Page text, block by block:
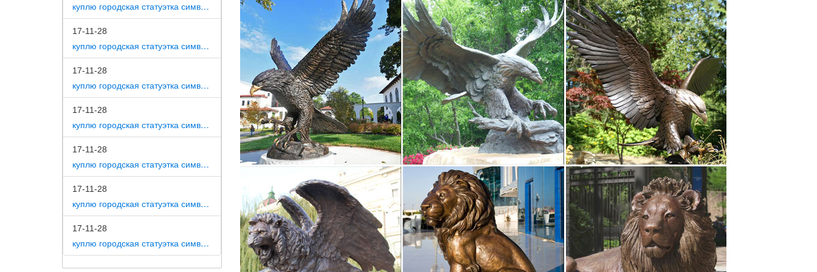
куплю городская статуэтка символ собака как вид изобразительного искусства
17-11-28
куплю городская статуэтка символ собака на постаменте
17-11-28
куплю городская статуэтка символ собака в романской скульптуре
17-11-28
куплю городская статуэтка символ собака в царском селе
17-11-28
куплю городская статуэтка символ собака в движении 7 класс
17-11-28
куплю городская статуэтка символ собака в скульптуре древней греции
17-11-28
куплю городская статуэтка символ собака в школе искусств
#собака #чугунная статуэтка по возрастанию даты окончания
Имя Начало Окончание Цена +доставка Ставки. Рекомендуемые ↓. Сеттер с куропаткой Пьер-Жюль Мен, Касли, 1899 год
формовщик Ф.ТРОФИМОВЪ Чугун Царская Россия.Чугун.Собака.Статуэтка. Сеттер?Подарок.Охота?
Интерьер.Дёшево.Распродажа.
Купить фарфоровую статуэтку собаки – цена | Стиль-Ампир
Еще с царских времен фарфоровые собачки были любимцами коллекционеров.Статуэтка собаки – символ гармонии! Испокон
веков считается, что собака – символ честности, доверия, дружбы.
Екатериненский парк. Царское село. Обсуждение на LiveInternet…
Гондола — традиционная венецианская гребная лодка. Является одним из символов Венеции.Исторически являлась главным
средствомЧесменская колонна в Екатерининском парке Царского Села — памятник, символизирующий силу и славу русского
Каталог статуэток СССР, цены на аукционе Соберу.ру
Купить статуэтки СССР, цена на аукционе Соберу.ру – продажа статуэток времен СССР: стоимость, фото.После революции
1917 г. фарфоровые изделия подверглись остракизму в качестве символа мещанства, дурного вкуса и буржуазного прошлого.
Собаки | Каталог